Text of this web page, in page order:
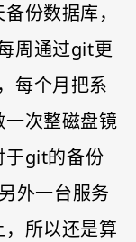
份数据库，
周通过git更
每个月把系
次整磁盘镜
于git的备份
外一台服务
所以还是算